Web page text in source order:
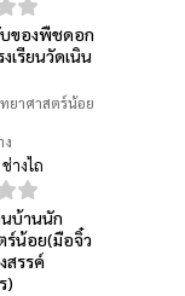
ของพืชดอก
เรียนวัดเนิน
ยาศาสตร์น้อย
ง
างไถ
นบ้านนัก
ร์น้อย(มือจิ๋ว
สรรค์
)